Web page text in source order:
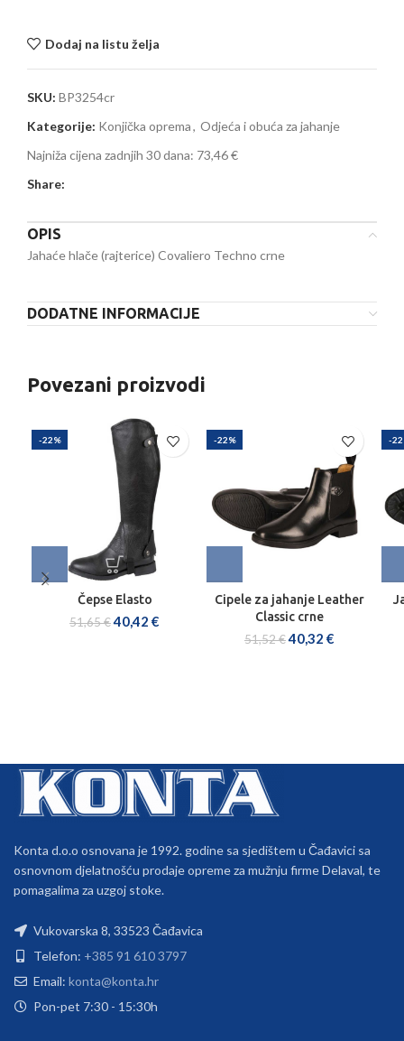
Dodaj na listu želja
SKU: BP3254cr
Kategorije: Konjička oprema, Odjeća i obuća za jahanje
Najniža cijena zadnjih 30 dana: 73,46 €
Share:
OPIS
Jahaće hlače (rajterice) Covaliero Techno crne
DODATNE INFORMACIJE
Povezani proizvodi
-22%
Čepse Elasto
51,65€40,42 €
-22%
Cipele za jahanje Leather
Classic crne
51,52€40,32 €
-
Konta d.o.o osnovana je 1992. godine sa sjedištem u Čađavici sa
osnovnom djelatnošću prodaje opreme za mužnju firme Delaval, te
pomagalima za uzgoj stoke.
Vukovarska 8, 33523 Čađavica
Telefon: +385 91 610 3797
Email: konta@konta.hr
Pon-pet 7:30 - 15:30h